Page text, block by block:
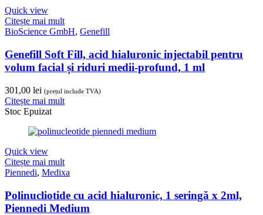
Quick view
Citește mai mult
BioScience GmbH, Genefill
Genefill Soft Fill, acid hialuronic injectabil pentru
volum facial și riduri medii-profund, 1 ml
301,00 lei (prețul include TVA)
Citește mai mult
Stoc Epuizat
Quick view
Citește mai mult
Piennedi, Medixa
Polinucliotide cu acid hialuronic, 1 seringă x 2ml,
Piennedi Medium